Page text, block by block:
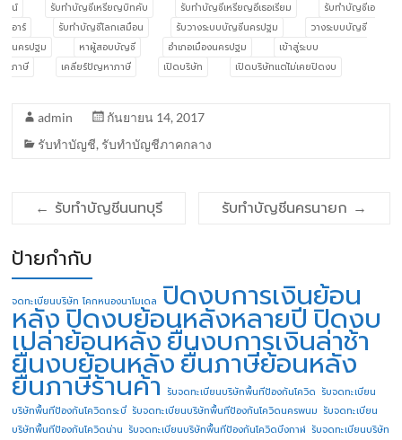
น์
รับทำบัญชีเหรียญบิทคับ รับทำบัญชีเหรียญอีเธอเรียม
รับทำบัญชีเอ
อาร์
รับทำบัญชีโลกเสมือน รับวางระบบบัญชีนครปฐม
วางระบบบัญชี
นครปฐม
หาผู้สอบบัญชี อำเภอเมืองนครปฐม
เข้าสู่ระบบ
ภาษี
เคลียร์ปัญหาภาษี เปิดบริษัท เปิดบริษัทแต่ไม่เคยปิดงบ
admin
กันยายน 14, 2017
รับทำบัญชี, รับทำบัญชีภาคกลาง
← รับทำบัญชีนนทบุรี รับทำบัญชีนครนายก →
ป้ายกำกับ
จดทะเบียนบริษัท โคกหนองนาโมเดล ปิดงบการเงินย้อน
หลังปิดงบย้อนหลังหลายปี ปิดงบ
เปล่าย้อนหลังยื่นงบการเงินล่าช้า
ยื่นงบย้อนหลังยื่นภาษีย้อนหลัง
ยื่นภาษีร้านค้า รับจดทะเบียนบริษัทพื้นทีป้องกันโควิด รับจดทะเบียน
บริษัทพื้นทีป้องกันโควิดกระบี่ รับจดทะเบียนบริษัทพื้นทีป้องกันโควิดนครพนม รับจดทะเบียน
บริษัทพื้นทีป้องกันโควิดน่าน รับจดทะเบียนบริษัทพื้นทีป้องกันโควิดบึงกาฬ รับจดทะเบียนบริษัท